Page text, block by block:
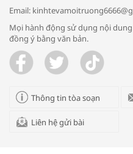
Trao
Email:
Mọi hành động sử dụng nội
đồng ý bằng văn bản.
Thông tin tòa soạn
Liên hệ gửi bài